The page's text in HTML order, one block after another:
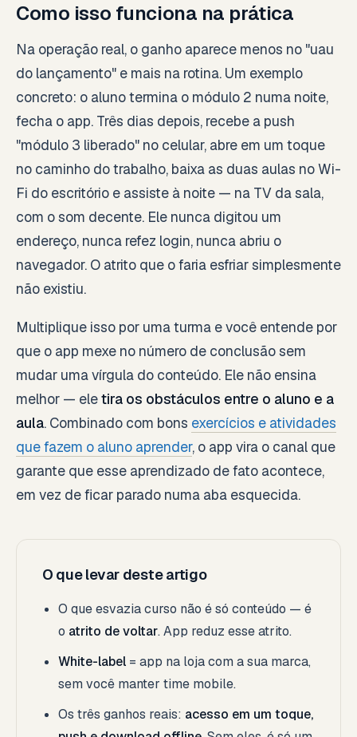
Como isso funciona na prática
Na operação real, o ganho aparece menos no "uau
do lançamento" e mais na rotina. Um exemplo
concreto: o aluno termina o módulo 2 numa noite,
fecha o app. Três dias depois, recebe a push
"módulo 3 liberado" no celular, abre em um toque
no caminho do trabalho, baixa as duas aulas no Wi-
Fi do escritório e assiste à noite — na TV da sala,
com o som decente. Ele nunca digitou um
endereço, nunca refez login, nunca abriu o
navegador. O atrito que o faria esfriar simplesmente
não existiu.
Multiplique isso por uma turma e você entende por
que o app mexe no número de conclusão sem
mudar uma vírgula do conteúdo. Ele não ensina
melhor — eletira os obstáculos entre o aluno e a
aula. Combinado com bons exercícios e atividades
que fazem o aluno aprender, o app vira o canal que
garante que esse aprendizado de fato acontece,
em vez de ficar parado numa aba esquecida.
O que levar deste artigo
O que esvazia curso não é só conteúdo — é
o atrito de voltar. App reduz esse atrito.
White-label = app na loja com a sua marca,
sem você manter time mobile.
Os três ganhos reais: acesso em um toque,